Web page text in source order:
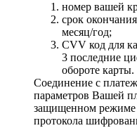
номер вашей
cрок
месяц/год;
CVV код для
3 последние
обороте карты.
Соединение с
параметров Вашей
защищенном режиме
протокола